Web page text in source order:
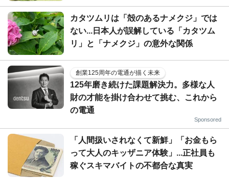
カタツムリは「殻のあるナメクジ」では
ない...日本人が誤解している「カタツム
リ」と「ナメクジ」の意外な関係
創業125周年の電通が描く未来
125年磨き続けた課題解決力。多様な人
財の才能を掛け合わせて挑む、これから
の電通
Sponsored
「人間扱いされなくて新鮮」「お金もら
って大人のキッザニア体験」...正社員も
稼ぐスキマバイトの不都合な真実